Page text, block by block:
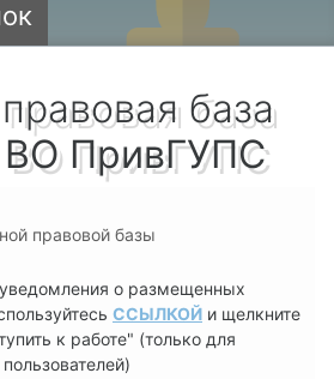
база
ПривГУПС
правовой базы
Форум
о размещенных
ССЫЛКОЙ и щелкните
к работе" (только для